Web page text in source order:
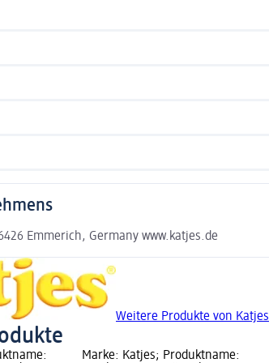
Emmerich, Germany www.katjes.de
Weitere Produkte von Katjes
Marke: Katjes; Produktname: